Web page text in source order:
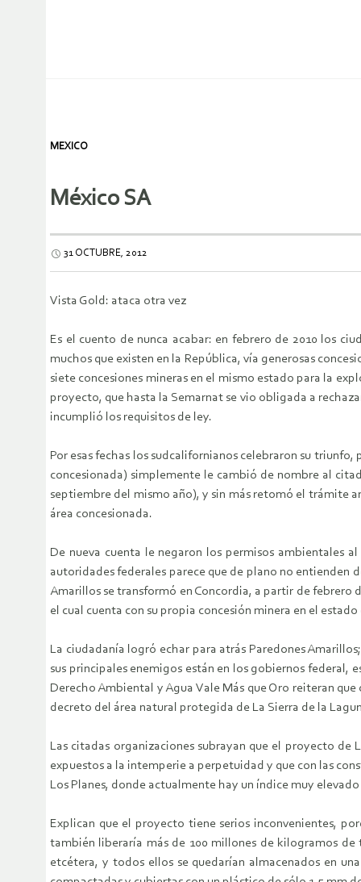
MEXICO
México SA
31 OCTUBRE, 2012
Vista Gold: ataca otra vez
Es el cuento de nunca acabar: en febrero de 2010 los
muchos que existen en la República, vía generosas
siete concesiones mineras en el mismo estado para la
proyecto, que hasta la Semarnat se vio obligada a
incumplió los requisitos de ley.
Por esas fechas los sudcalifornianos celebraron su
concesionada) simplemente le cambió de nombre al
septiembre del mismo año), y sin más retomó el trámite
área concesionada.
De nueva cuenta le negaron los permisos ambientales
autoridades federales parece que de plano no entienden
Amarillos se transformó en Concordia, a partir de febrero
el cual cuenta con su propia concesión minera en el
La ciudadanía logró echar para atrás Paredones
sus principales enemigos están en los gobiernos
Derecho Ambiental y Agua Vale Más que Oro reiteran
decreto del área natural protegida de La Sierra de la
Las citadas organizaciones subrayan que el proyecto
expuestos a la intemperie a perpetuidad y que con las
Los Planes, donde actualmente hay un índice muy
Explican que el proyecto tiene serios inconvenientes,
también liberaría más de 100 millones de kilogramos
etcétera, y todos ellos se quedarían almacenados en